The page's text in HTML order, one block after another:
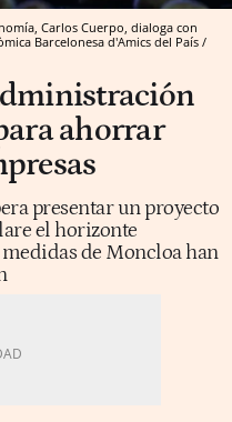
Carlos Cuerpo, dialoga con
Barcelonesa d'Amics del País /
ahorrar
presentar un proyecto
el horizonte
de Moncloa han